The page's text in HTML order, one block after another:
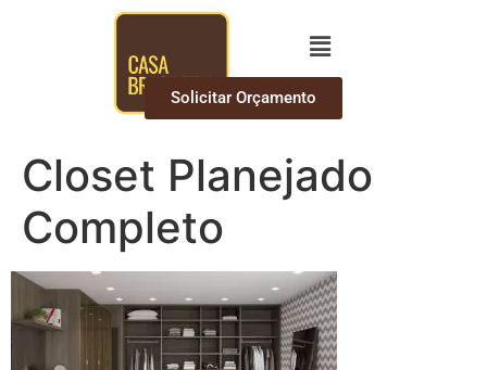
Solicitar Orçamento
Closet Planejado
Completo